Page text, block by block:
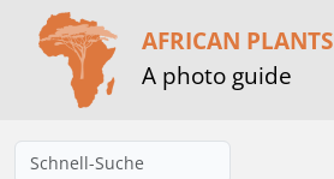
AFRICAN PLANTS
A photo guide